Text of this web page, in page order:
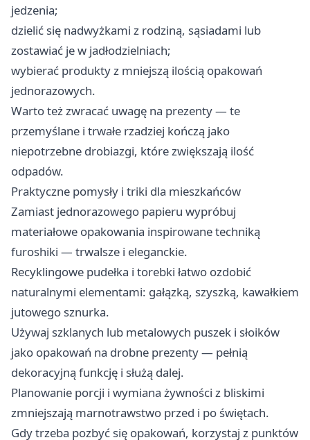
jedzenia;
dzielić się nadwyżkami z rodziną, sąsiadami lub
zostawiać je w jadłodzielniach;
wybierać produkty z mniejszą ilością opakowań
jednorazowych.
Warto też zwracać uwagę na prezenty — te
przemyślane i trwałe rzadziej kończą jako
niepotrzebne drobiazgi, które zwiększają ilość
odpadów.
Praktyczne pomysły i triki dla mieszkańców
Zamiast jednorazowego papieru wypróbuj
materiałowe opakowania inspirowane techniką
furoshiki — trwalsze i eleganckie.
Recyklingowe pudełka i torebki łatwo ozdobić
naturalnymi elementami: gałązką, szyszką, kawałkiem
jutowego sznurka.
Używaj szklanych lub metalowych puszek i słoików
jako opakowań na drobne prezenty — pełnią
dekoracyjną funkcję i służą dalej.
Planowanie porcji i wymiana żywności z bliskimi
zmniejszają marnotrawstwo przed i po świętach.
Gdy trzeba pozbyć się opakowań, korzystaj z punktów